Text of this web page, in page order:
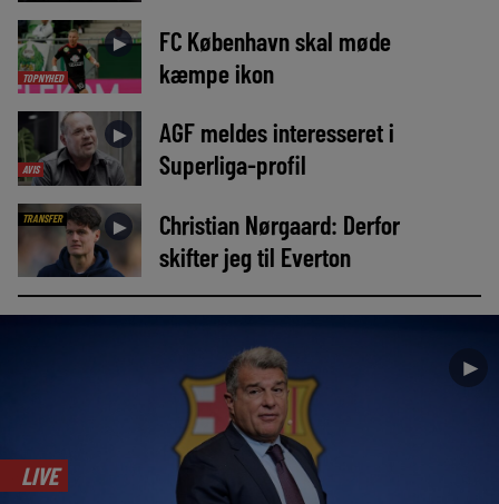
TOPNYHED
►
FC København skal møde
kæmpe ikon
AVIS
►
AGF meldes interesseret i
Superliga-profil
TRANSFER ►
Christian Nørgaard: Derfor
skifter jeg til Everton
►
LIVE